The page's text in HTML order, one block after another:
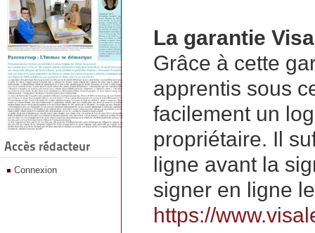
Accès rédacteur
Connexion
La garantie
Grâce à cette
apprentis sous
facilement un
propriétaire. Il
ligne avant la
signer en ligne
https://